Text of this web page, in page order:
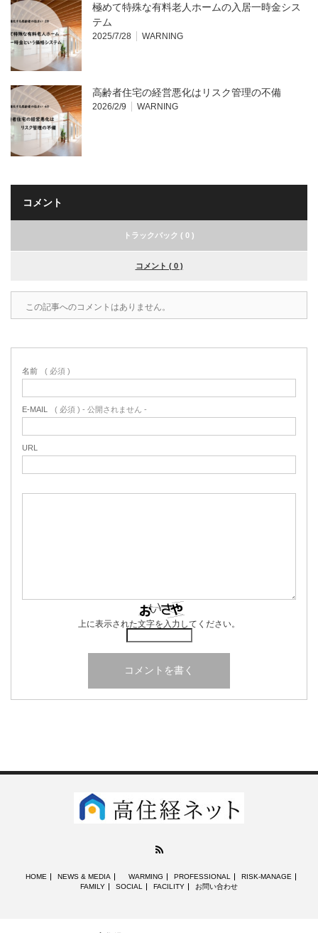
極めて特殊な有料老人ホームの入居一時金シス
テム
2025/7/28 WARNING
高齢者住宅の経営悪化はリスク管理の不備
2026/2/9 WARNING
コメント
トラックバック ( 0 )
コメント ( 0 )
この記事へのコメントはありません。
名前 ( 必須 )
E-MAIL ( 必須 ) - 公開されません -
URL
上に表示された文字を入力してください。
HOME NEWS & MEDIA WARMING PROFESSIONAL
RISK-MANAGE
FAMILY
SOCIAL FACILITY お問い合わせ